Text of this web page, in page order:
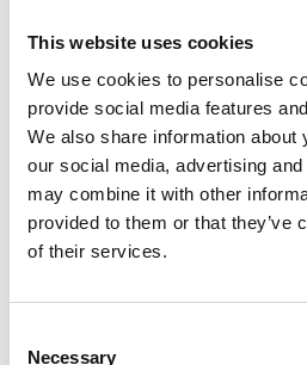
This website uses cookies
We use cookies to personalise
provide social media features
We also share information about
our social media, advertising
may combine it with other
provided to them or that they’ve
of their services.
Necessary